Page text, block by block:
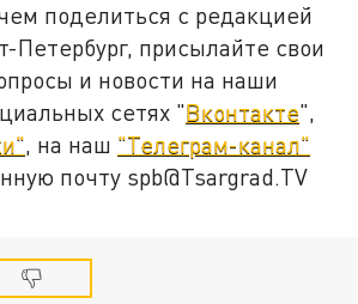
поделиться с редакцией
Петербург, присылайте свои
и новости на наши
сетях "Вконтакте",
, на наш "Телеграм-канал"
почту spb@Tsargrad.TV